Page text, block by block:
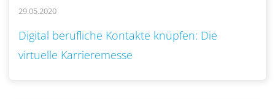
29.05.2020
Digital berufliche Kontakte knüpfen: Die
virtuelle Karrieremesse